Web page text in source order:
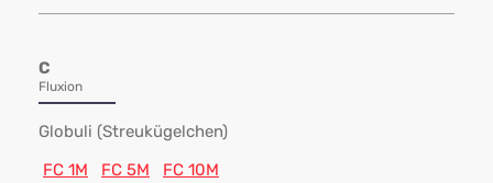
C
Fluxion
Globuli (Streukügelchen)
FC 1M
FC 5M FC 10M